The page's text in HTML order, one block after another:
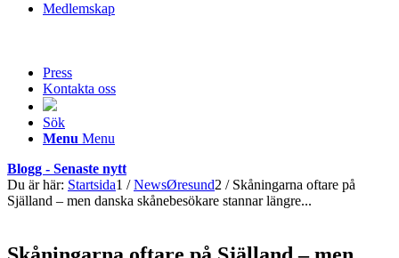
Medlemskap
Press
Kontakta oss
Sök
Menu Menu
Blogg - Senaste nytt
Du är här: Startsida1 / NewsØresund2 / Skåningarna oftare på
Själland – men danska skånebesökare stannar längre...